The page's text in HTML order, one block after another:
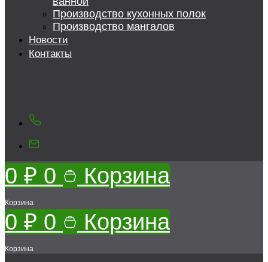
Производство кухонных полок
Производство мангалов
Новости
Контакты
0 ₽ 0 Корзина
Корзина
0 ₽ 0 Корзина
Корзина